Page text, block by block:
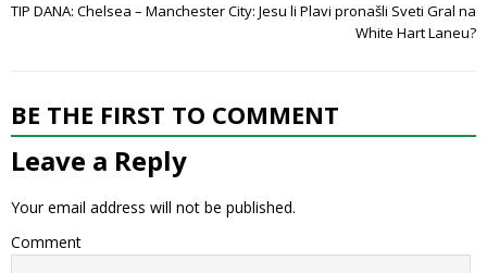
TIP DANA: Chelsea – Manchester City: Jesu li Plavi pronašli Sveti Gral na
White Hart Laneu?
BE THE FIRST TO COMMENT
Leave a Reply
Your email address will not be published.
Comment